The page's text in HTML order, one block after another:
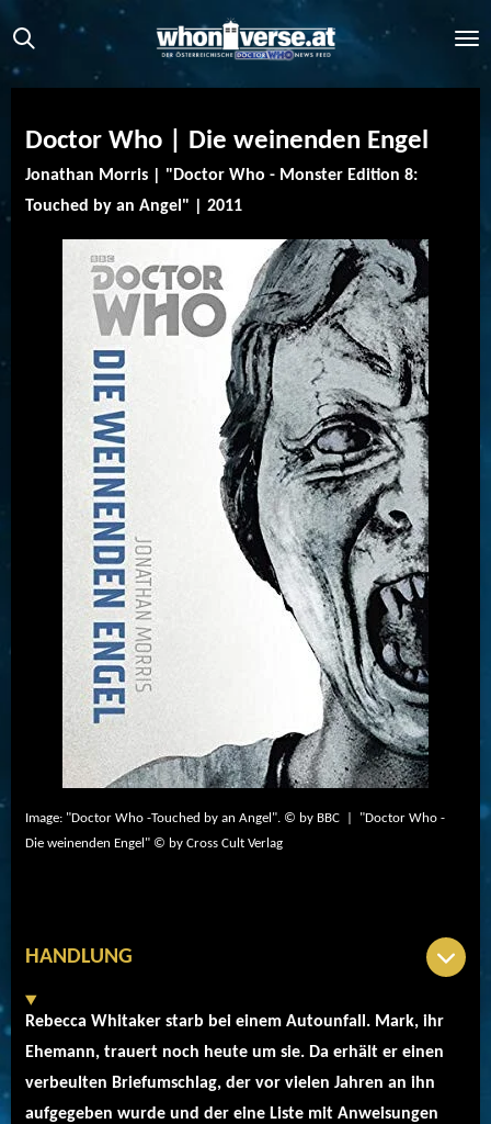
Zum
Hauptinhalt
springen
Doctor Who | Die weinenden Engel
Jonathan Morris | "Doctor Who - Monster Edition 8:
Touched by an Angel" | 2011
Image: "Doctor Who -Touched by an Angel". © by BBC | "Doctor Who -
Die weinenden Engel" © by Cross Cult Verlag
HANDLUNG
Rebecca Whitaker starb bei einem Autounfall. Mark, ihr
Ehemann, trauert noch heute um sie. Da erhält er einen
verbeulten Briefumschlag, der vor vielen Jahren an ihn
aufgegeben wurde und der eine Liste mit Anweisungen